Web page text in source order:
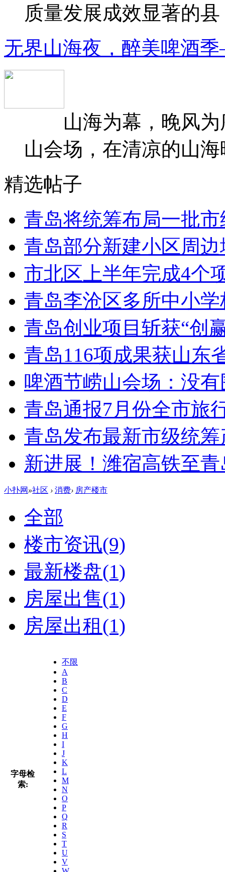
质量发展成效显著的
无界山海夜，醉美啤酒
山海为幕，晚风为
山会场，在清凉的山
精选帖子
青岛将统筹布局一批市
青岛部分新建小区周
市北区上半年完成4个
青岛李沧区多所中小
青岛创业项目斩获“创
青岛116项成果获山东
啤酒节崂山会场：没有
青岛通报7月份全市旅
青岛发布最新市级统
新进展！潍宿高铁至
小扑网 »社区 › 消费› 房产楼市
全部
楼市资讯(9)
最新楼盘(1)
房屋出售(1)
房屋出租(1)
字母检
索:
不限
A
B
C
D
E
F
G
H
I
J
K
L
M
N
O
P
Q
R
S
T
U
V